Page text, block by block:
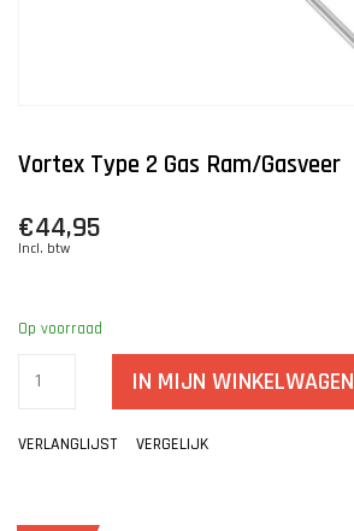
Vortex Type 2 Gas Ram/gasveer
€44,95
Incl. btw
Op voorraad
IN MIJN WINKELWAGEN
VERLANGLIJST VERGELIJK